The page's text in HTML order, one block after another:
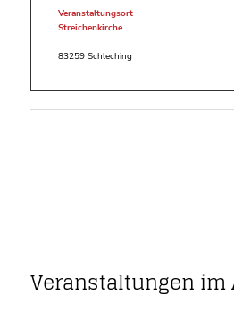
Veranstaltungsort
Streichenkirche
83259 Schleching
Veranstaltungen im